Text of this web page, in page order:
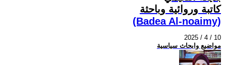
كاتبة وروائية وباحثة
(Badea Al-noaimy)
2025 / 4 / 10
مواضيع وابحاث سياسية